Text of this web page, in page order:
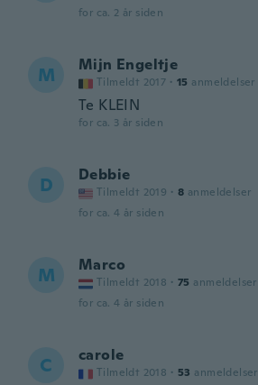
for ca. 2 år siden
M Mijn Engeltje
Tilmeldt 2017 · 15 anmeldelser
Te KLEIN
for ca. 3 år siden
D Debbie
Tilmeldt 2019 · 8 anmeldelser
for ca. 4 år siden
M Marco
Tilmeldt 2018 · 75 anmeldelser
for ca. 4 år siden
C carole
Tilmeldt 2018 · 53 anmeldelser